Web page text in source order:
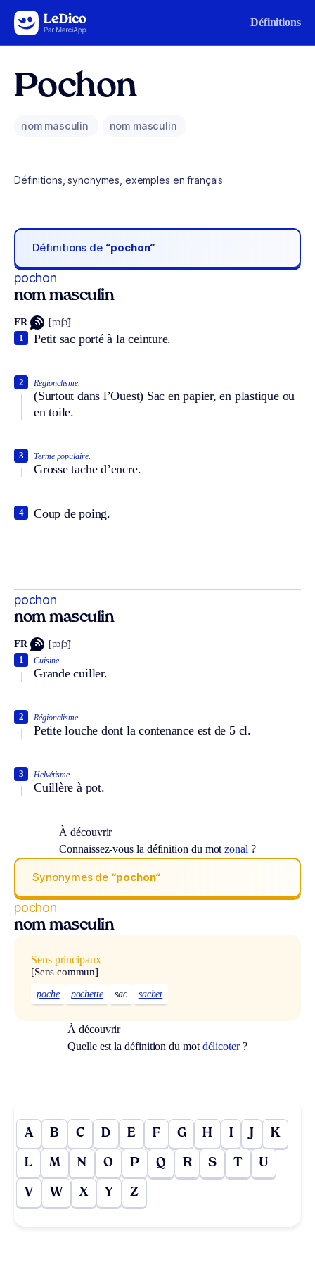
Aller au contenu Définitions
Pochon
nom masculin nom masculin
Définitions, synonymes, exemples en français
Définitions de “pochon“
pochon
nom masculin
FR [pɔʃɔ̃]
Petit sac porté à la ceinture.
1
Régionalisme.
(Surtout dans l’Ouest) Sac en papier, en plastique ou
en toile.
2
Terme populaire.
Grosse tache d’encre.
3
Coup de poing.
4
pochon
nom masculin
FR [pɔʃɔ̃]
Cuisine.
Grande cuiller.
1
Régionalisme.
Petite louche dont la contenance est de 5 cl.
2
Helvétisme.
Cuillère à pot.
3
À découvrir
Connaissez-vous la définition du motzonal ?
Synonymes de “pochon“
pochon
nom masculin
Sens principaux
[Sens commun]
poche pochette sac sachet
À découvrir
Quelle est la définition du mot délicoter?
A B C D E F G H I J K
L M N O P Q R S T U
V W X Y Z